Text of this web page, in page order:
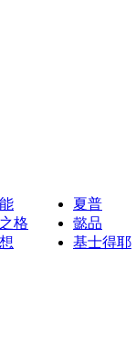
夏普
格
懿品
基士得耶